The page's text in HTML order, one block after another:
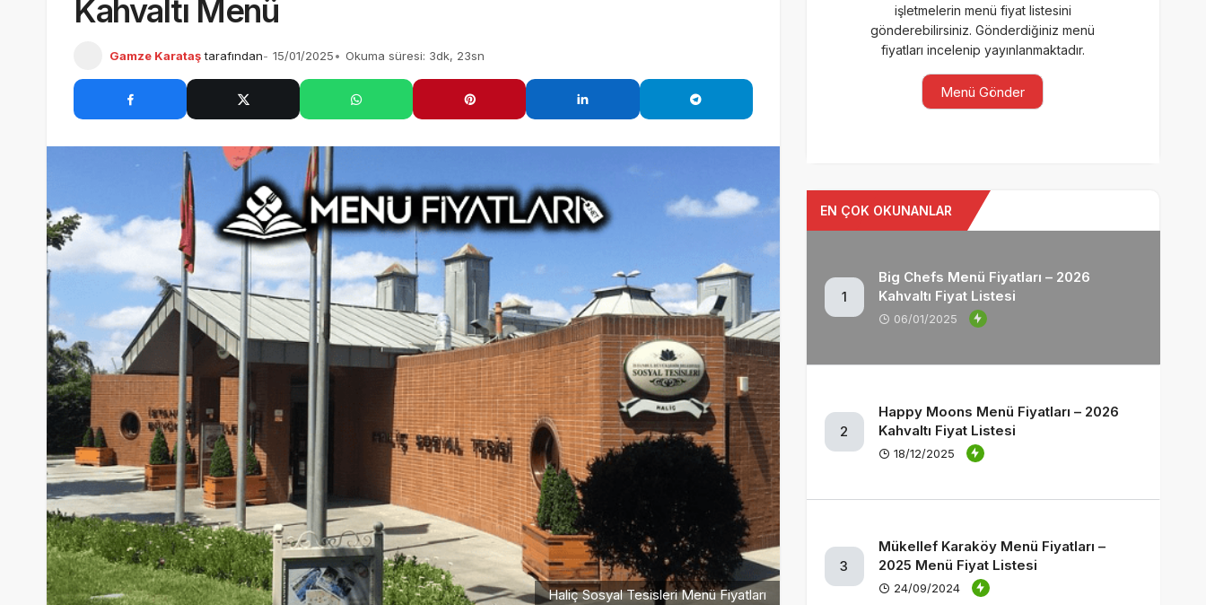
Filo D’olio Menü Fiyatları – 2026 Danilo Zanna Restaurant Fiyat Listesi
Kahvaltı Menü
Gamze Karataş tarafından 15/01/2025 Okuma süresi: 3dk, 23sn
Haliç Sosyal Tesisleri Menü Fiyatları
işletmelerin menü fiyat listesini
gönderebilirsiniz. Gönderdiğiniz menü
fiyatları incelenip yayınlanmaktadır.
Menü Gönder
EN ÇOK OKUNANLAR
1
Big Chefs Menü Fiyatları – 2026
Kahvaltı Fiyat Listesi
06/01/2025
2
Happy Moons Menü Fiyatları – 2026
Kahvaltı Fiyat Listesi
18/12/2025
3
Mükellef Karaköy Menü Fiyatları –
2025 Menü Fiyat Listesi
24/09/2024